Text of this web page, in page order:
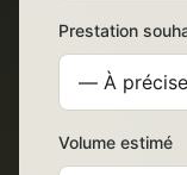
Prestation
Volume estimé